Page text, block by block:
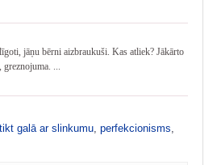
jāņu bērni aizbraukuši. Kas atliek? Jākārto
greznojuma. ...
galā ar slinkumu, perfekcionisms,